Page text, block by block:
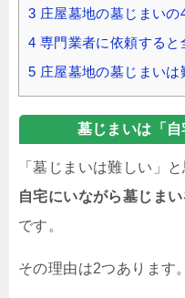
3 庄屋墓地の墓じまい
4 専門業者に依頼する
5 庄屋墓地の墓じまいは
墓じまいは「
「墓じまいは難しい」
自宅にいながら墓じま
です。
その理由は2つあります。